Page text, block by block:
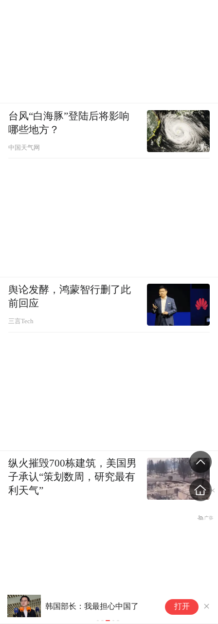
韩国部长：我最担心中国了 打开
台风“白海豚”登陆后将影响
哪些地方？
中国天气网
舆论发酵，鸿蒙智行删了此
前回应
三言Tech
纵火摧毁700栋建筑，美国男
子承认“策划数周，研究最有
利天气”